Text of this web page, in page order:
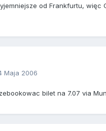
od Frankfurtu, więc
Maja 2006
bilet na 7.07 via